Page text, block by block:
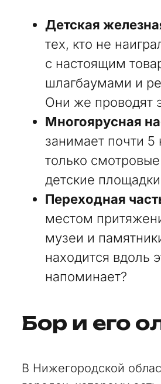
Детская
тех, кто не
с настоящим
шлагбаумами и
Они же проводят
Многоярусная
занимает почти
только
детские
Переходная
местом
музеи и
находится вдоль
напоминает?
Бор и его
В Нижегородской